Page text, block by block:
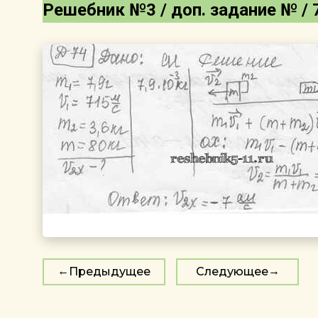
Решебник №3 / доп. задание № /
Предыдущее Следующее